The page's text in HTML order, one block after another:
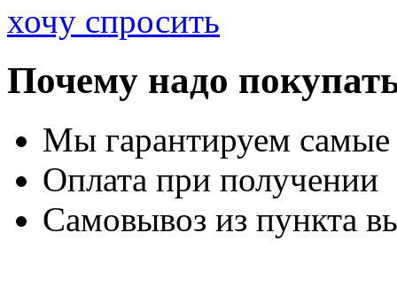
хочу спросить
Почему надо
Мы гарантируем
Оплата при получении
Самовывоз из пункта